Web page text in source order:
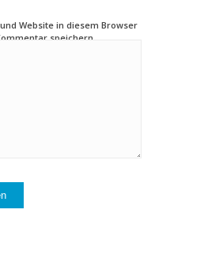
Website in diesem Browser
speichern.